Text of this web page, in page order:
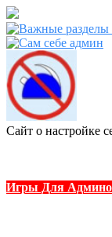
Сайт о настройке
Игры Для